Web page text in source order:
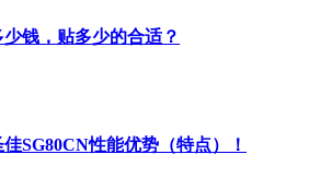
钱，贴多少的合适？
SG80CN性能优势（特点）！